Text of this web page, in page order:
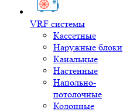
VRF системы
Кассетные
Наружные блоки
Канальные
Настенные
Напольно-
потолочные
Колонные